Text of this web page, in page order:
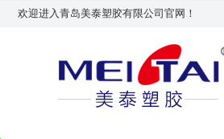
欢迎进入青岛美泰塑胶有限公司官网！